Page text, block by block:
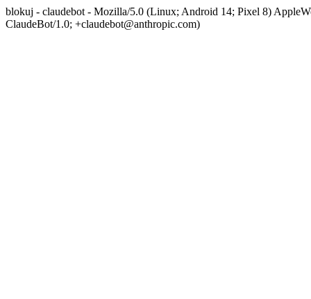
blokuj - claudebot - Mozilla/5.0 (Linux; Android 14; Pixel 8)
ClaudeBot/1.0; +claudebot@anthropic.com)